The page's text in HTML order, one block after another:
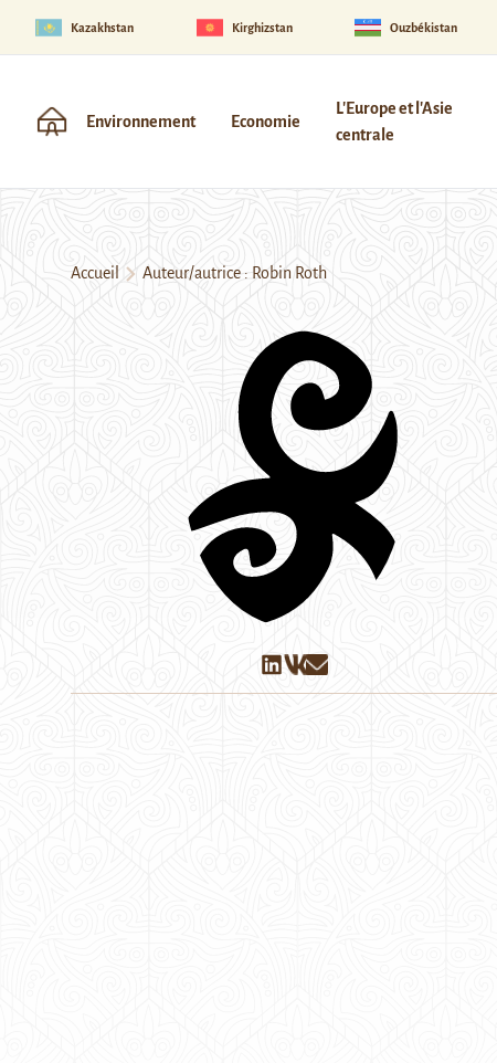
Kazakhstan Kirghizstan Ouzbékistan
Environnement Economie
L'Europe et l'Asie
centrale
Accueil Auteur/autrice : Robin Roth